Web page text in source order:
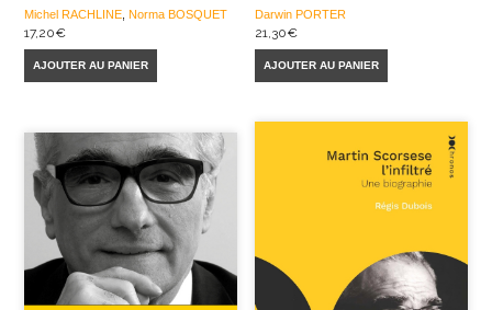
Michel RACHLINE ,Norma BOSQUET
17,20€
AJOUTER AU PANIER
Darwin PORTER
21,30€
AJOUTER AU PANIER